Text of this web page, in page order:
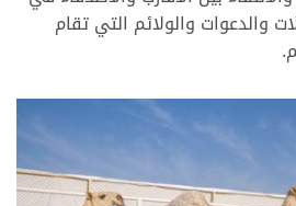
والدعوات والولائم التي تقام